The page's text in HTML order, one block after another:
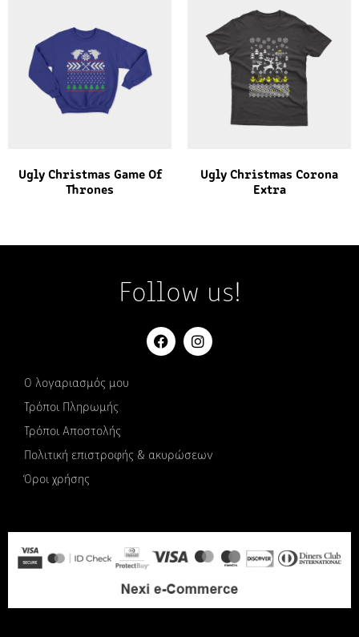
Ugly Christmas Game Of
Thrones
Ugly Christmas Corona
Extra
Follow us!
Ο λογαριασμός μου
Τρόποι Πληρωμής
Τρόποι Αποστολής
Πολιτική επιστροφής & ακυρώσεων
Όροι χρήσης